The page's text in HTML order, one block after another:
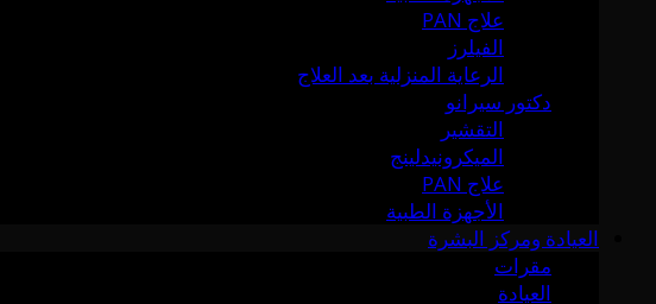
علاج PAN
الفيلرز
الرعاية المنزلية بعد العلاج
دكتور سيرانو
التقشير
الميكرونيدلينج
علاج PAN
الأجهزة الطبية
العيادة ومركز البشرة
مقرات
العيادة